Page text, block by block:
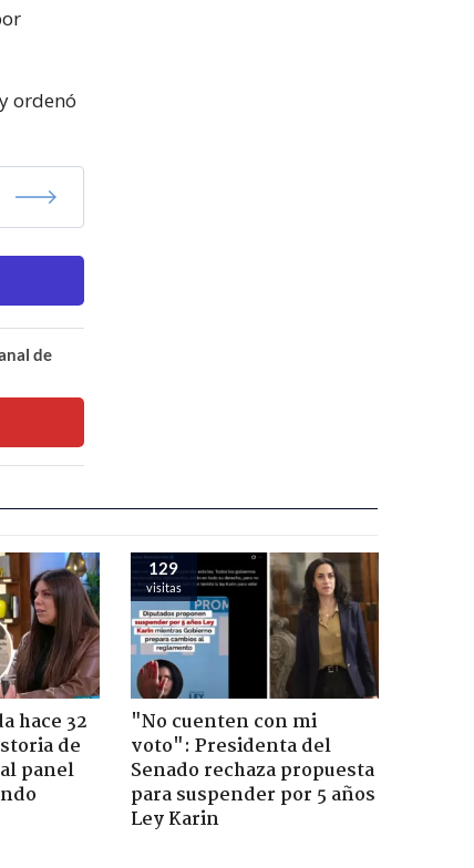
ordenó
de
hace 32
de
panel
129
visitas
"No cuenten con mi
voto": Presidenta del
Senado rechaza propuesta
para suspender por 5 años
Ley Karin